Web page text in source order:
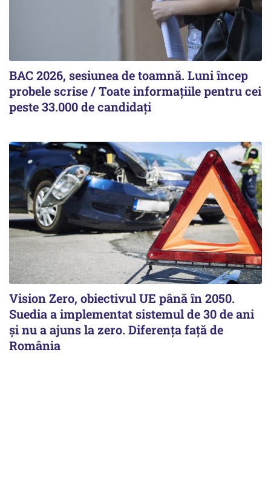
BAC 2026, sesiunea de toamnă. Luni încep
probele scrise / Toate informațiile pentru cei
peste 33.000 de candidați
Vision Zero, obiectivul UE până în 2050.
Suedia a implementat sistemul de 30 de ani
şi nu a ajuns la zero. Diferenţa faţă de
România